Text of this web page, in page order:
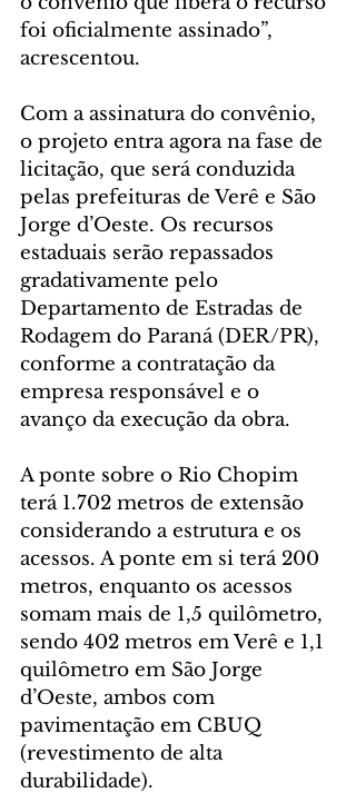
foi oficialmente assinado”,
acrescentou.
Com a assinatura do convênio,
o projeto entra agora na fase de
licitação, que será conduzida
pelas prefeituras de Verê e São
Jorge d’Oeste. Os recursos
estaduais serão repassados
gradativamente pelo
Departamento de Estradas de
Rodagem do Paraná (DER/PR),
conforme a contratação da
empresa responsável e o
avanço da execução da obra.
A ponte sobre o Rio Chopim
terá 1.702 metros de extensão
considerando a estrutura e os
acessos. A ponte em si terá 200
metros, enquanto os acessos
somam mais de 1,5 quilômetro,
sendo 402 metros em Verê e 1,1
quilômetro em São Jorge
d’Oeste, ambos com
pavimentação em CBUQ
(revestimento de alta
durabilidade).